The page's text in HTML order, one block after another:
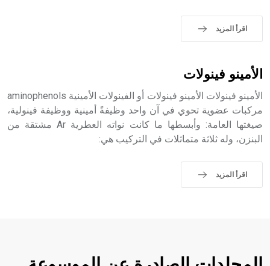
sign تكتب منفصلة غير متصلة، وتعتمد المبدأ الأكوروفوني،
حيث تقتصر القيمة الصوتية للعلامة الك
اقرأ المزيد
الأمينو فينولات
الأمينو فينولات الأمينو فينولات أو الفينولات الأمينية aminophenols
مركبات عضوية تحوي في آن واحد وظيفةً أمينية ووظيفة فينولية،
صيغتها العامة: وأبسطها ما كانت نواته العطرية Ar مشتقة من
البنزن، وله ثلاثة متماثلات في التركيب هي:
اقرأ المزيد